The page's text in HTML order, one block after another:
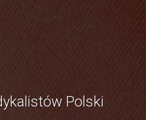
Polski